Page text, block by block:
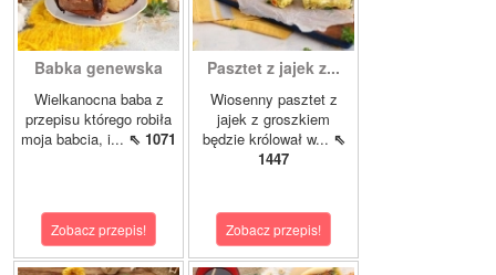
Babka genewska
Wielkanocna baba z
przepisu którego robiła
moja babcia, i... ⇖ 1071
Zobacz przepis!
Pasztet z jajek z...
Wiosenny pasztet z
jajek z groszkiem
będzie królował w... ⇖
1447
Zobacz przepis!